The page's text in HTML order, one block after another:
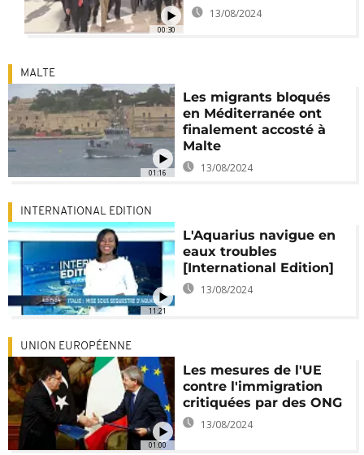
00:30
13/08/2024
01:16
MALTE
Les migrants bloqués
en Méditerranée ont
finalement accosté à
Malte
13/08/2024
11:21
INTERNATIONAL EDITION
L'Aquarius navigue en
eaux troubles
[International Edition]
13/08/2024
01:00
UNION EUROPÉENNE
Les mesures de l'UE
contre l'immigration
critiquées par des ONG
13/08/2024